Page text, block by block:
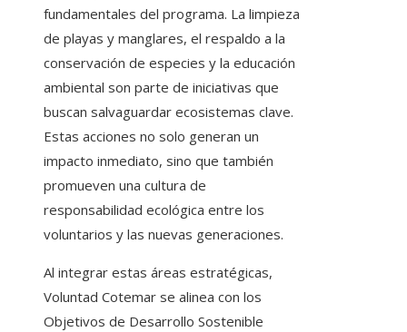
fundamentales del programa. La limpieza
de playas y manglares, el respaldo a la
conservación de especies y la educación
ambiental son parte de iniciativas que
buscan salvaguardar ecosistemas clave.
Estas acciones no solo generan un
impacto inmediato, sino que también
promueven una cultura de
responsabilidad ecológica entre los
voluntarios y las nuevas generaciones.
Al integrar estas áreas estratégicas,
Voluntad Cotemar se alinea con los
Objetivos de Desarrollo Sostenible